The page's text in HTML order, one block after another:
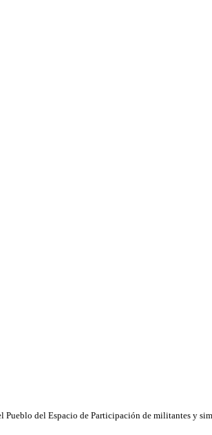
Pueblo del Espacio de Participación de militantes y